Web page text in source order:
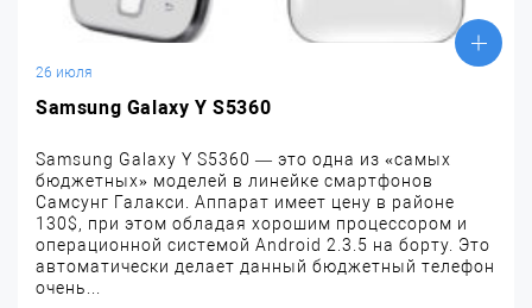
26 июля
Samsung Galaxy Y S5360
Samsung Galaxy Y S5360 — это одна из «самых
бюджетных» моделей в линейке смартфонов
Самсунг Галакси. Аппарат имеет цену в районе
130$, при этом обладая хорошим процессором и
операционной системой Android 2.3.5 на борту. Это
автоматически делает данный бюджетный телефон
очень...